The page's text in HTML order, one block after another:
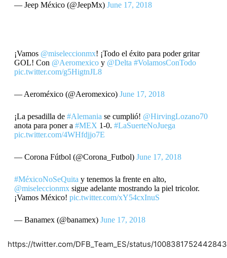
— Jeep México (@JeepMx) June 17, 2018
¡Vamos @miseleccionmx! ¡Todo el éxito para poder gritar
GOL! Con @Aeromexicoy @Delta #VolamosConTodo
pic.twitter.com/g5HigtnJL8
— Aeroméxico (@Aeromexico) June 17, 2018
¡La pesadilla de #Alemania se cumplió! @HirvingLozano70
anota para poner a #MEX 1-0. #LaSuerteNoJuega
pic.twitter.com/4WHfdjjo7E
— Corona Fútbol (@Corona_Futbol) June 17, 2018
#MéxicoNoSeQuita y tenemos la frente en alto,
@miseleccionmxsigue adelante mostrando la piel tricolor.
¡Vamos México! pic.twitter.com/xY54cxInuS
— Banamex (@banamex) June 17, 2018
https://twitter.com/DFB_Team_ES/status/